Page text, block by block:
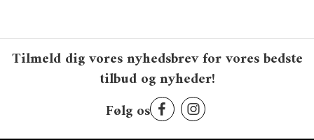
Tilmeld dig vores nyhedsbrev for vores bedste
tilbud og nyheder!
Følg os